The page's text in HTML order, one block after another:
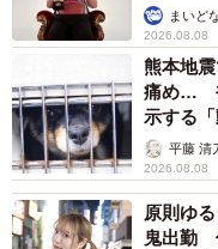
席を譲らなかった場合、舌
いう。
ネット上では「譲らな
そう」といった意見も
であっても、そのチケ
まいど
2026.08.08
熊本地
痛め…
示する
平藤 清
2026.08.08
原則ゆ
鬼出勤